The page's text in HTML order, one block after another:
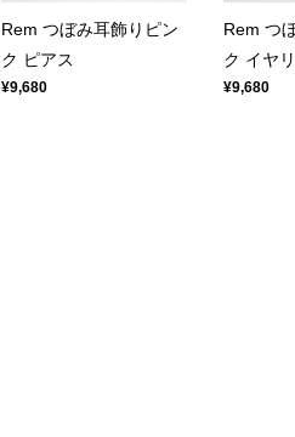
Rem つぼみ耳飾りピン
ク ピアス
¥9,680
Rem つ
ク イヤ
¥9,680